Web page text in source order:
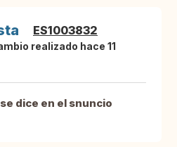
ES1003832
realizado hace 11
dice en el snuncio